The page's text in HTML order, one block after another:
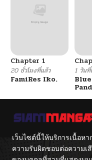
Chapter 1
20 ชั่วโมงที่แล้ว
FamiRes Iko.
1 วัน
เว็บไซต์นี้ให้บริการเนื้อห
ความรับผิดชอบต่อความเ